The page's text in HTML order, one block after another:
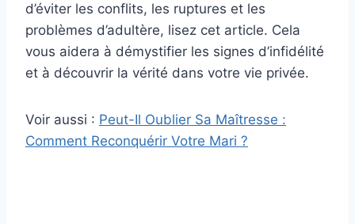
d’éviter les conflits, les ruptures et les
problèmes d’adultère, lisez cet article. Cela
vous aidera à démystifier les signes d’infidélité
et à découvrir la vérité dans votre vie privée.
Voir aussi : Peut-Il Oublier Sa Maîtresse :
Comment Reconquérir Votre Mari ?